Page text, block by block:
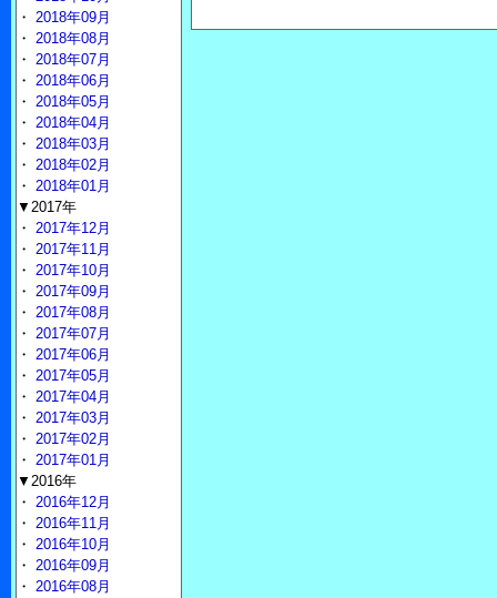
・ 2018年09月
・ 2018年08月
・ 2018年07月
・ 2018年06月
・ 2018年05月
・ 2018年04月
・ 2018年03月
・ 2018年02月
・ 2018年01月
▼2017年
・ 2017年12月
・ 2017年11月
・ 2017年10月
・ 2017年09月
・ 2017年08月
・ 2017年07月
・ 2017年06月
・ 2017年05月
・ 2017年04月
・ 2017年03月
・ 2017年02月
・ 2017年01月
▼2016年
・ 2016年12月
・ 2016年11月
・ 2016年10月
・ 2016年09月
・ 2016年08月